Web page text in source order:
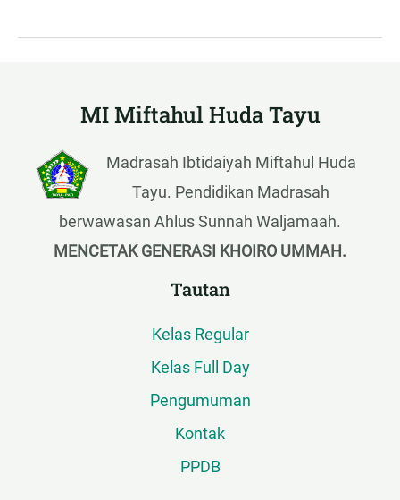
MI Miftahul Huda Tayu
Madrasah Ibtidaiyah Miftahul Huda
Tayu. Pendidikan Madrasah
berwawasan Ahlus Sunnah Waljamaah.
MENCETAK GENERASI KHOIRO UMMAH.
Tautan
Kelas Regular
Kelas Full Day
Pengumuman
Kontak
PPDB